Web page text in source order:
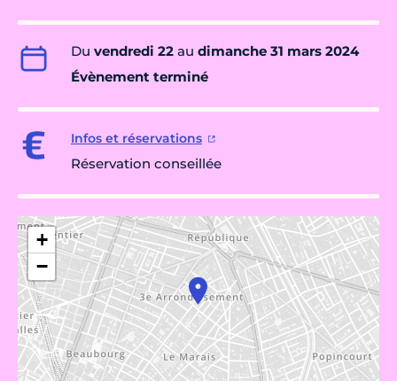
Du vendredi 22 au dimanche 31 mars 2024
Évènement terminé
Infos et réservations
Réservation conseillée
+
−